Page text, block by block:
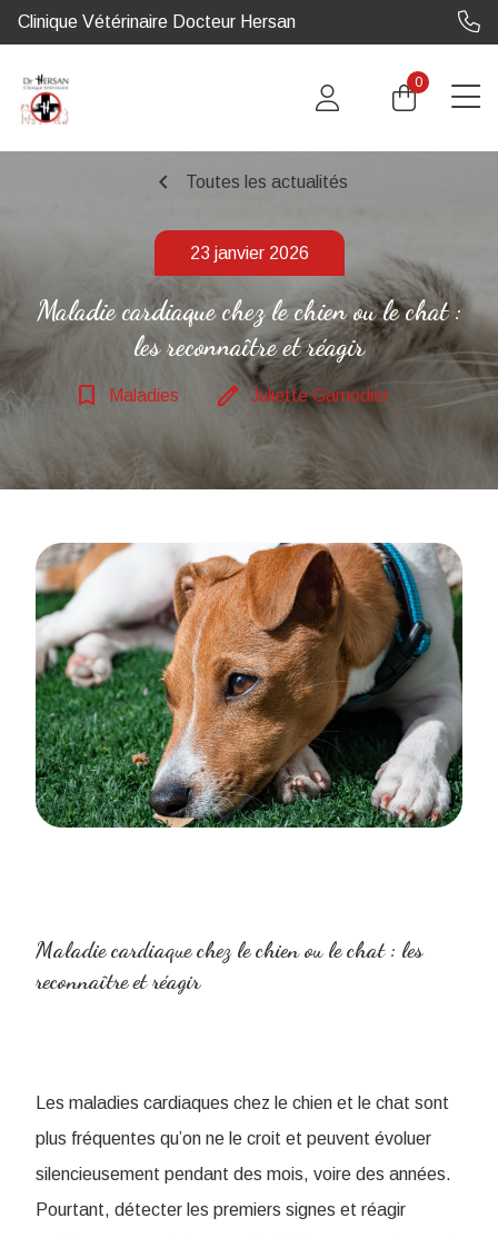
Clinique Vétérinaire Docteur Hersan
0
chevron_left Toutes les actualités
23 janvier 2026
Maladie cardiaque chez le chien ou le chat :
les reconnaître et réagir
bookmark_border Maladies edit Juliette Garnodier
Maladie cardiaque chez le chien ou le chat : les
reconnaître et réagir
Les maladies cardiaques chez le chien et le chat sont
plus fréquentes qu’on ne le croit et peuvent évoluer
silencieusement pendant des mois, voire des années.
Pourtant, détecter les premiers signes et réagir